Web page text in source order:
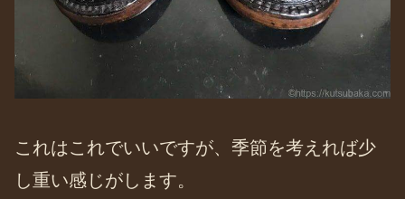
これはこれでいいですが、季節を考えれば少
し重い感じがします。